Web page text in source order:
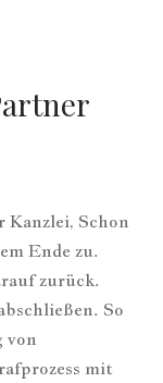
Schon
Ende zu.
zurück.
So
von
mit